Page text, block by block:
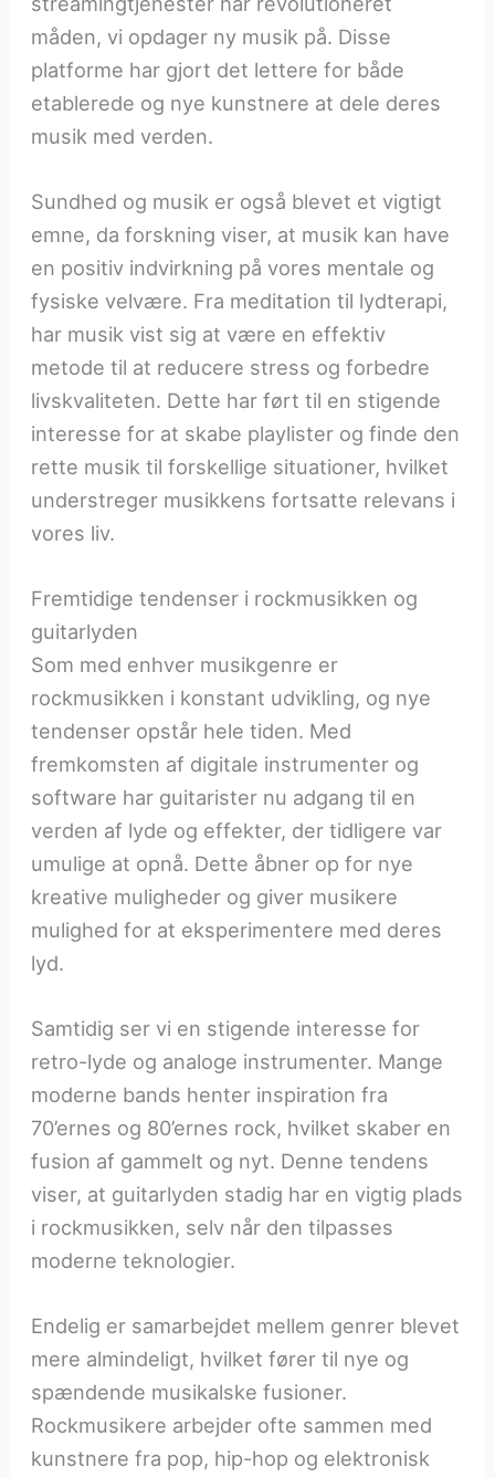
måden, vi opdager ny musik på. Disse
platforme har gjort det lettere for både
etablerede og nye kunstnere at dele deres
musik med verden.
Sundhed og musik er også blevet et vigtigt
emne, da forskning viser, at musik kan have
en positiv indvirkning på vores mentale og
fysiske velvære. Fra meditation til lydterapi,
har musik vist sig at være en effektiv
metode til at reducere stress og forbedre
livskvaliteten. Dette har ført til en stigende
interesse for at skabe playlister og finde den
rette musik til forskellige situationer, hvilket
understreger musikkens fortsatte relevans i
vores liv.
Fremtidige tendenser i rockmusikken og
guitarlyden
Som med enhver musikgenre er
rockmusikken i konstant udvikling, og nye
tendenser opstår hele tiden. Med
fremkomsten af digitale instrumenter og
software har guitarister nu adgang til en
verden af lyde og effekter, der tidligere var
umulige at opnå. Dette åbner op for nye
kreative muligheder og giver musikere
mulighed for at eksperimentere med deres
lyd.
Samtidig ser vi en stigende interesse for
retro-lyde og analoge instrumenter. Mange
moderne bands henter inspiration fra
70’ernes og 80’ernes rock, hvilket skaber en
fusion af gammelt og nyt. Denne tendens
viser, at guitarlyden stadig har en vigtig plads
i rockmusikken, selv når den tilpasses
moderne teknologier.
Endelig er samarbejdet mellem genrer blevet
mere almindeligt, hvilket fører til nye og
spændende musikalske fusioner.
Rockmusikere arbejder ofte sammen med
kunstnere fra pop, hip-hop og elektronisk